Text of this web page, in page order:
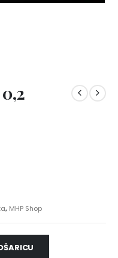
, MHP Shop